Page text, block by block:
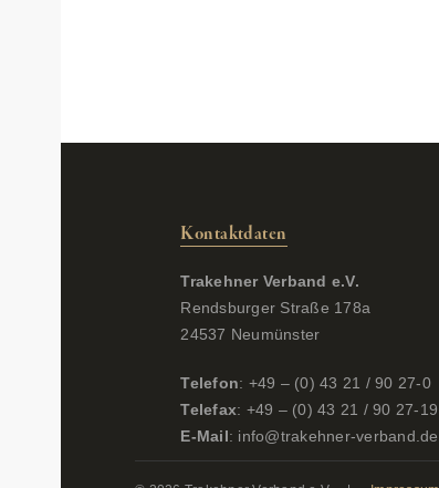
Kontaktdaten
Trakehner Verband e.V.
Rendsburger Straße 178a
24537 Neumünster
Telefon: +49 – (0) 43 21 / 90 27-0
Telefax: +49 – (0) 43 21 / 90 27-19
E-Mail: info@trakehner-verband.de